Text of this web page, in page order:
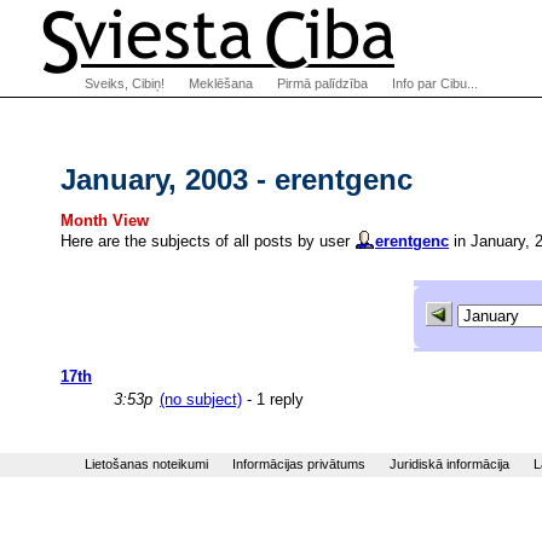
January, 2003 - erentgenc
Month View
Here are the subjects of all posts by user
erentgenc in January,
17th
3:53p (no subject) - 1 reply
Sveiks, Cibiņ! Meklēšana Pirmā palīdzība Info par Cibu...
Lietošanas noteikumi Informācijas privātums Juridiskā informācija